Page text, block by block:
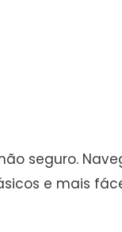
seguro.
e mais